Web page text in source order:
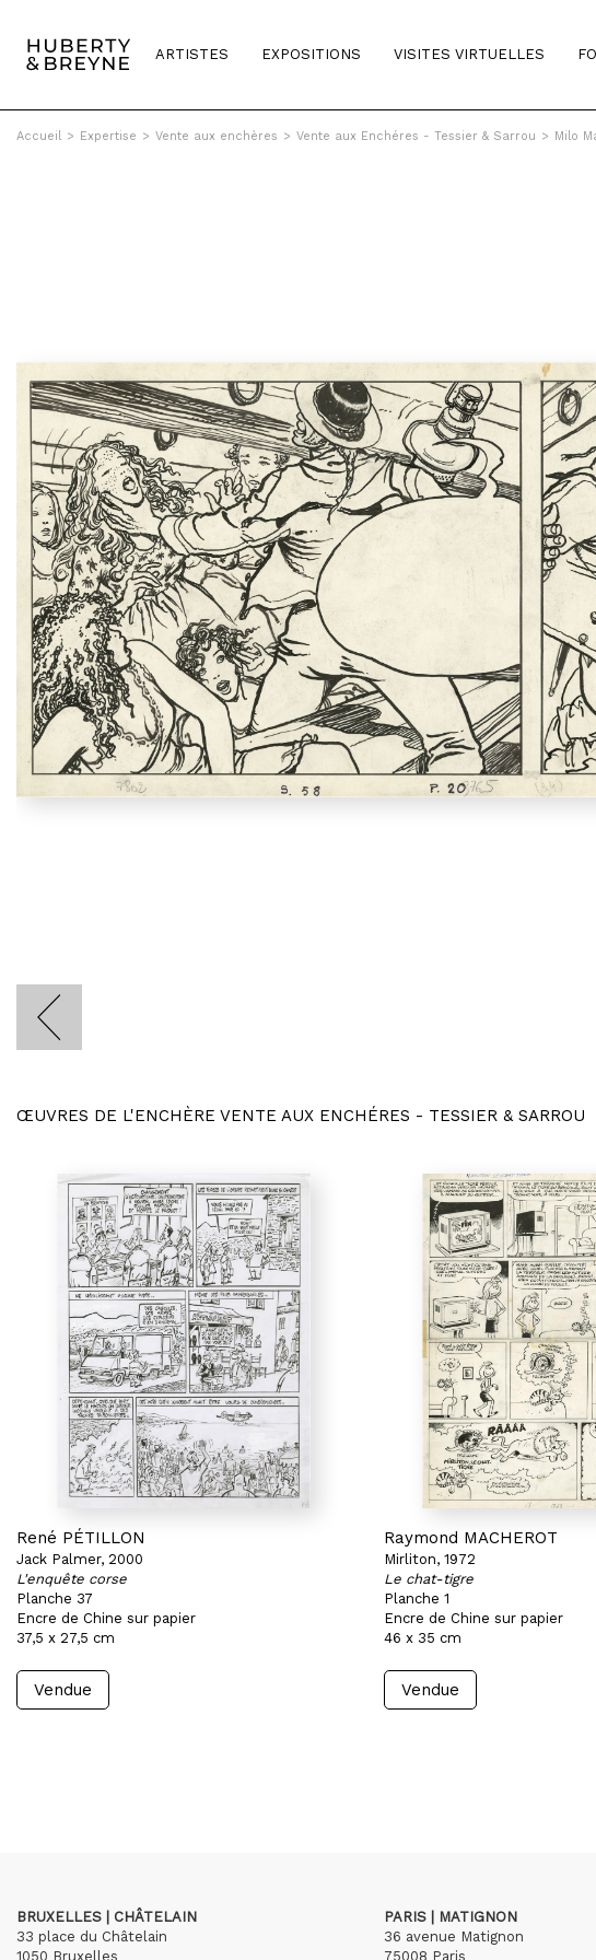
ARTISTES EXPOSITIONS VISITES VIRTUELLES
Accueil > Expertise > Vente aux enchères > Vente aux Enchéres - Tessier & Sarrou > Milo
ŒUVRES DE L'ENCHÈRE VENTE AUX ENCHÉRES - TESSIER & SARROU
René PÉTILLON
Jack Palmer, 2000
L'enquête corse
Planche 37
Encre de Chine sur papier
37,5 x 27,5 cm
Vendue
Raymond MACHEROT
Mirliton, 1972
Le chat-tigre
Planche 1
Encre de Chine sur papier
46 x 35 cm
Vendue
BRUXELLES | CHÂTELAIN
33 place du Châtelain
1050 Bruxelles
PARIS | MATIGNON
36 avenue Matignon
75008 Paris